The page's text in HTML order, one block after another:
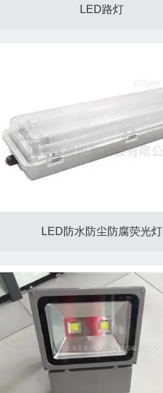
LED路灯
LED防水防尘防腐荧光灯